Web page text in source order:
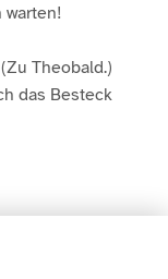
Theobald.)
das Besteck